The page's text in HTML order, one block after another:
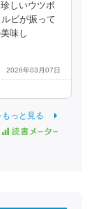
しいウツボ
ビが振って
味し
2026年03月07日
っと見る